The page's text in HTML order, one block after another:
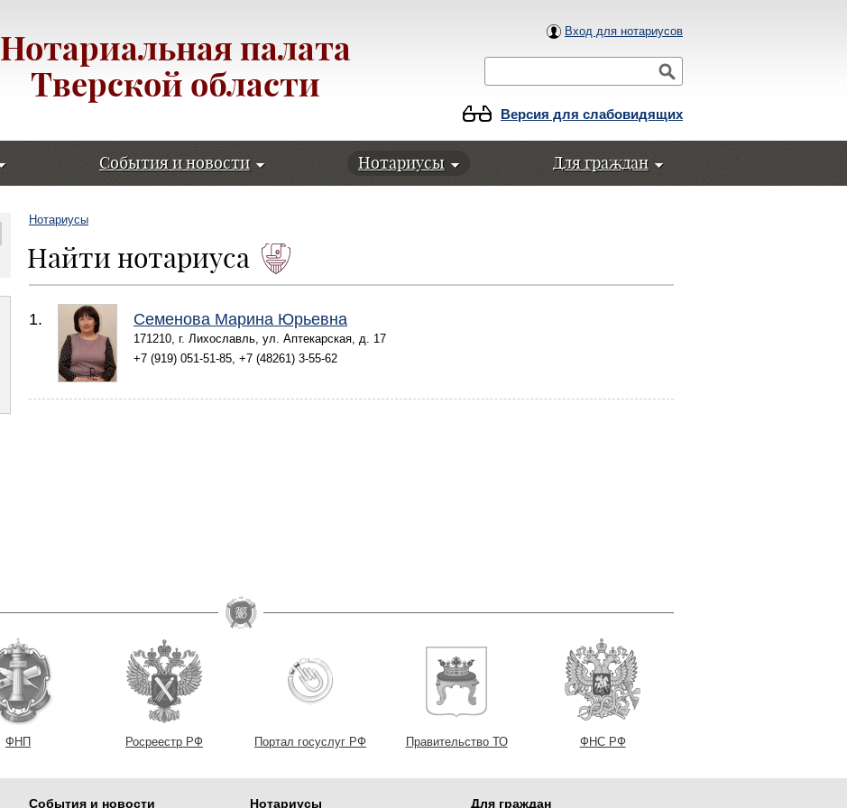
Нотариальная палата
Тверской области
Вход для нотариусов
Версия для слабовидящих
События и новости Нотариусы Для граждан
Нотариусы
Найти нотариуса
1. Семенова Марина Юрьевна
171210, г. Лихославль, ул. Аптекарская, д. 17
+7 (919) 051-51-85, +7 (48261) 3-55-62
ФНП Росреестр РФ Портал госуслуг РФ Правительство ТО ФНС РФ
События и новости Нотариусы Для граждан